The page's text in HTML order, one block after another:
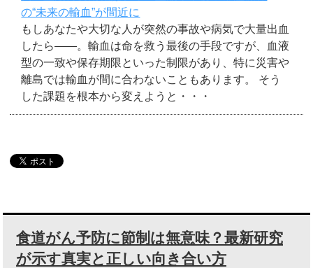
の“未来の輸血”が間近に
もしあなたや大切な人が突然の事故や病気で大量出血
したら――。輸血は命を救う最後の手段ですが、血液
型の一致や保存期限といった制限があり、特に災害や
離島では輸血が間に合わないこともあります。 そう
した課題を根本から変えようと・・・
食道がん予防に節制は無意味？最新研究
が示す真実と正しい向き合い方